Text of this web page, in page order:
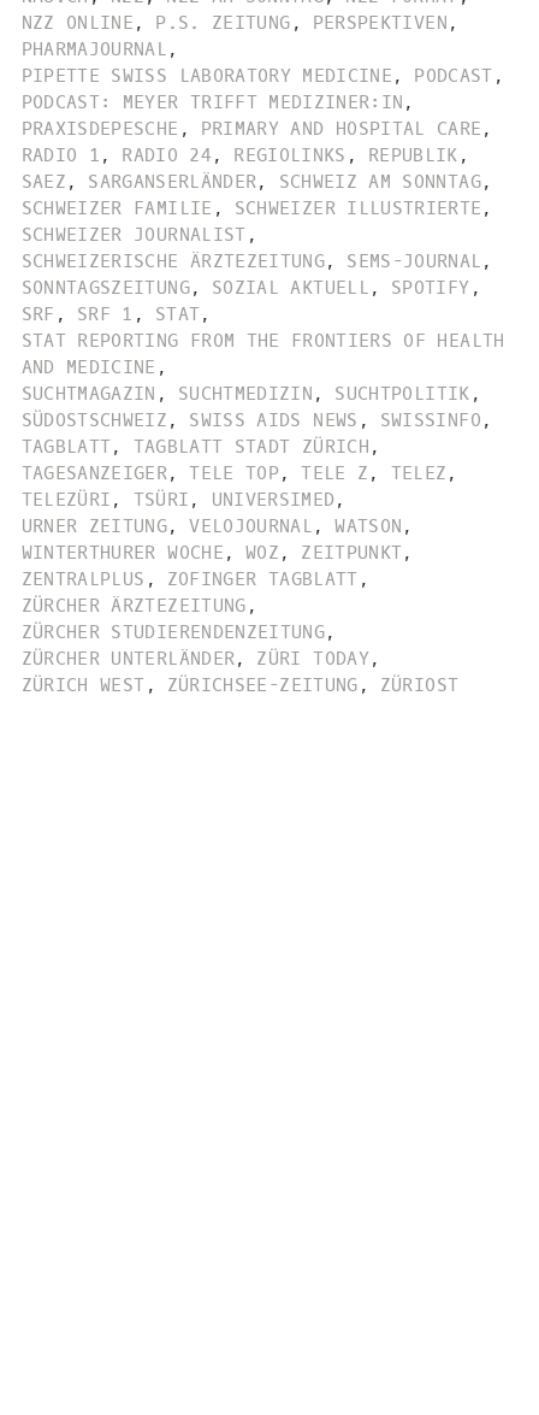
NZZ ONLINE , P.S. ZEITUNG , PERSPEKTIVEN ,
PHARMAJOURNAL ,
PIPETTE SWISS LABORATORY MEDICINE , PODCAST ,
PODCAST: MEYER TRIFFT MEDIZINER:IN ,
PRAXISDEPESCHE , PRIMARY AND HOSPITAL CARE ,
RADIO 1 , RADIO 24, REGIOLINKS , REPUBLIK ,
SAEZ , SARGANSERLÄNDER, SCHWEIZ AM SONNTAG,
SCHWEIZER FAMILIE , SCHWEIZER ILLUSTRIERTE ,
SCHWEIZER JOURNALIST ,
SCHWEIZERISCHE ÄRZTEZEITUNG, SEMS-JOURNAL ,
SONNTAGSZEITUNG, SOZIAL AKTUELL , SPOTIFY ,
SRF , SRF 1 , STAT,
STAT REPORTING FROM THE FRONTIERS OF HEALTH
AND MEDICINE ,
SUCHTMAGAZIN , SUCHTMEDIZIN , SUCHTPOLITIK ,
SÜDOSTSCHWEIZ , SWISS AIDS NEWS , SWISSINFO ,
TAGBLATT, TAGBLATT STADT ZÜRICH ,
TAGESANZEIGER, TELE TOP, TELE Z , TELEZ ,
TELEZÜRI , TSÜRI , UNIVERSIMED ,
URNER ZEITUNG, VELOJOURNAL , WATSON ,
WINTERTHURER WOCHE , WOZ , ZEITPUNKT,
ZENTRALPLUS , ZOFINGER TAGBLATT ,
ZÜRCHER ÄRZTEZEITUNG ,
ZÜRCHER STUDIERENDENZEITUNG,
ZÜRCHER UNTERLÄNDER, ZÜRI TODAY,
ZÜRICH WEST , ZÜRICHSEE-ZEITUNG , ZÜRIOST